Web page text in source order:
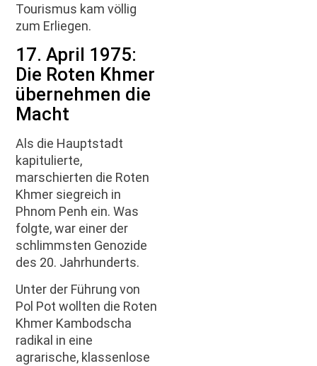
Tourismus kam völlig
zum Erliegen.
17. April 1975:
Die Roten Khmer
übernehmen die
Macht
Als die Hauptstadt
kapitulierte,
marschierten die Roten
Khmer siegreich in
Phnom Penh ein. Was
folgte, war einer der
schlimmsten Genozide
des 20. Jahrhunderts.
Unter der Führung von
Pol Pot wollten die Roten
Khmer Kambodscha
radikal in eine
agrarische, klassenlose